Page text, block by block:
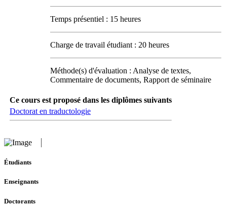
Temps présentiel : 15 heures
Charge de travail étudiant : 20 heures
Méthode(s) d'évaluation : Analyse de textes,
Commentaire de documents, Rapport de séminaire
Ce cours est proposé dans les diplômes suivants
Doctorat en traductologie
Étudiants
Enseignants
Doctorants